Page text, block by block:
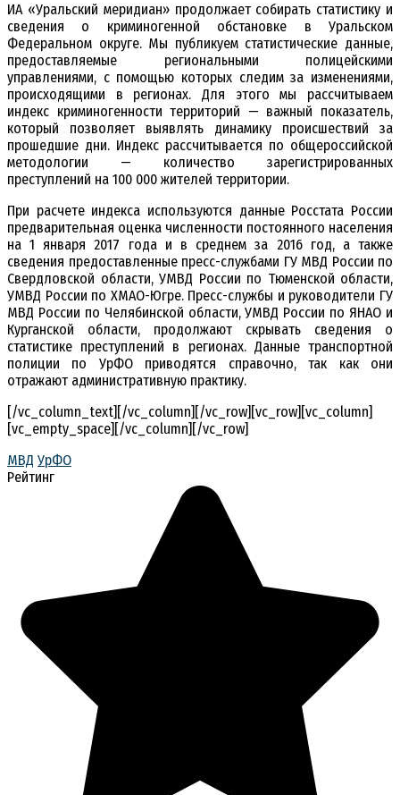
ИА «Уральский меридиан» продолжает собирать статистику и
сведения о криминогенной обстановке в Уральском
Федеральном округе. Мы публикуем статистические данные,
предоставляемые региональными полицейскими
управлениями, с помощью которых следим за изменениями,
происходящими в регионах. Для этого мы рассчитываем
индекс криминогенности территорий — важный показатель,
который позволяет выявлять динамику происшествий за
прошедшие дни. Индекс рассчитывается по общероссийской
методологии — количество зарегистрированных
преступлений на 100 000 жителей территории.
При расчете индекса используются данные Росстата России
предварительная оценка численности постоянного населения
на 1 января 2017 года и в среднем за 2016 год, а также
сведения предоставленные пресс-службами ГУ МВД России по
Свердловской области, УМВД России по Тюменской области,
УМВД России по ХМАО-Югре. Пресс-службы и руководители ГУ
МВД России по Челябинской области, УМВД России по ЯНАО и
Курганской области, продолжают скрывать сведения о
статистике преступлений в регионах. Данные транспортной
полиции по УрФО приводятся справочно, так как они
отражают административную практику.
[/vc_column_text][/vc_column][/vc_row][vc_row][vc_column]
[vc_empty_space][/vc_column][/vc_row]
МВД УрФО
Рейтинг